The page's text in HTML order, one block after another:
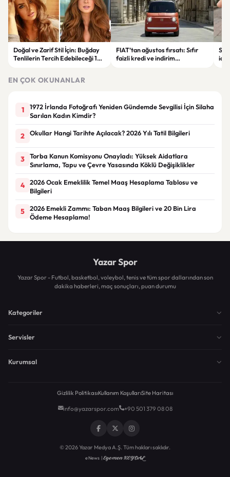
Doğal ve Zarif Stil İçin: Buğday
Tenlilerin Tercih Edebileceği 10
FIAT’tan ağustos fırsatı: Sıfır
faizli kredi ve indirim
EN ÇOK OKUNANLAR
1
1972 İrlanda Fotoğrafı Yeniden Gündemde Sevgilisi İçin Silaha
Sarılan Kadın Kimdir?
2 Okullar Hangi Tarihte Açılacak? 2026 Yılı Tatil Bilgileri
3
Torba Kanun Komisyonu Onayladı: Yüksek Aidatlara
Sınırlama, Tapu ve Çevre Yasasında Köklü Değişiklikler
4
2026 Ocak Emeklilik Temel Maaş Hesaplama Tablosu ve
Bilgileri
5
2026 Emekli Zammı: Taban Maaş Bilgileri ve 20 Bin Lira
Ödeme Hesaplama!
Yazar Spor
Yazar Spor - Futbol, basketbol, voleybol, tenis ve tüm spor dallarından son
dakika haberleri, maç sonuçları, puan durumu
Kategoriler
Servisler
Kurumsal
Gizlilik PolitikasıKullanım KoşullarıSite Haritası
info@yazarspor.com +90 501 379 08 08
© 2026 Yazar Medya A.Ş. Tüm hakları saklıdır.
eNews |Egemen KEYDAL